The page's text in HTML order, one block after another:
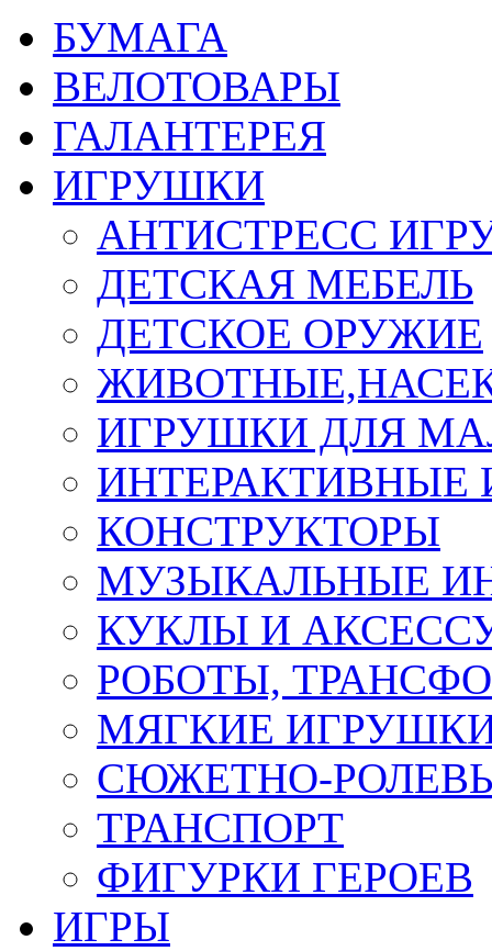
БУМАГА
ВЕЛОТОВАРЫ
ГАЛАНТЕРЕЯ
ИГРУШКИ
АНТИСТРЕСС
ДЕТСКАЯ МЕБЕЛЬ
ДЕТСКОЕ ОРУЖИЕ
ИГРУШКИ ДЛЯ
ИНТЕРАКТИВНЫЕ
КОНСТРУКТОРЫ
МУЗЫКАЛЬНЫЕ
КУКЛЫ И
РОБОТЫ,
МЯГКИЕ
СЮЖЕТНО-
ТРАНСПОРТ
ФИГУРКИ ГЕРОЕВ
ИГРЫ